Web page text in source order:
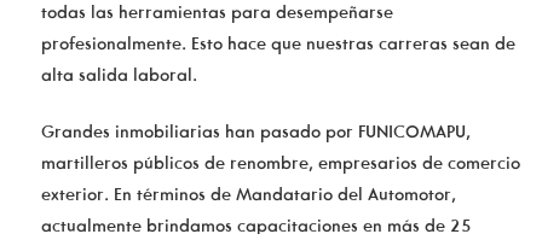
todas las herramientas para desempeñarse
profesionalmente. Esto hace que nuestras carreras sean de
alta salida laboral.
Grandes inmobiliarias han pasado por FUNICOMAPU,
martilleros públicos de renombre, empresarios de comercio
exterior. En términos de Mandatario del Automotor,
actualmente brindamos capacitaciones en más de 25